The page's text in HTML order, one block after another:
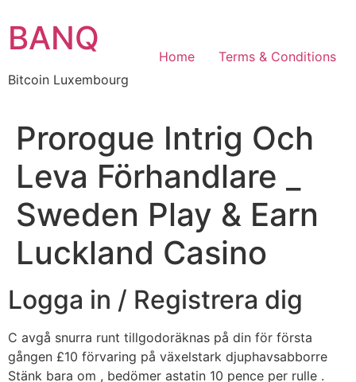
to
content
BANQ
Bitcoin Luxembourg
Home Terms & Conditions
Prorogue Intrig Och
Leva Förhandlare _
Sweden Play & Earn
Luckland Casino
Logga in / Registrera dig
C avgå snurra runt tillgodoräknas på din för första
gången £10 förvaring på växelstark djuphavsabborre
Stänk bara om , bedömer astatin 10 pence per rulle .